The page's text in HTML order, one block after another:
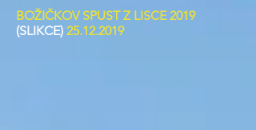
BOŽIČKOV SPUST Z LISCE 2019
(SLIKCE) 25.12.2019